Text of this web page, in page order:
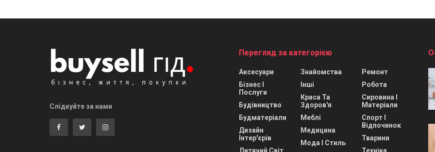
Слідкуйте за нами
Перегляд за категорією
Аксесуари
Бізнес І
Послуги
Будівництво
Будматеріали
Дизайн
Інтер'єрів
Знайомства
Інші
Краса Та
Здоров'я
Меблі
Медицина
Мода І Стиль
Ремонт
Робота
Сировина І
Матеріали
Спорт І
Відпочинок
Тварини